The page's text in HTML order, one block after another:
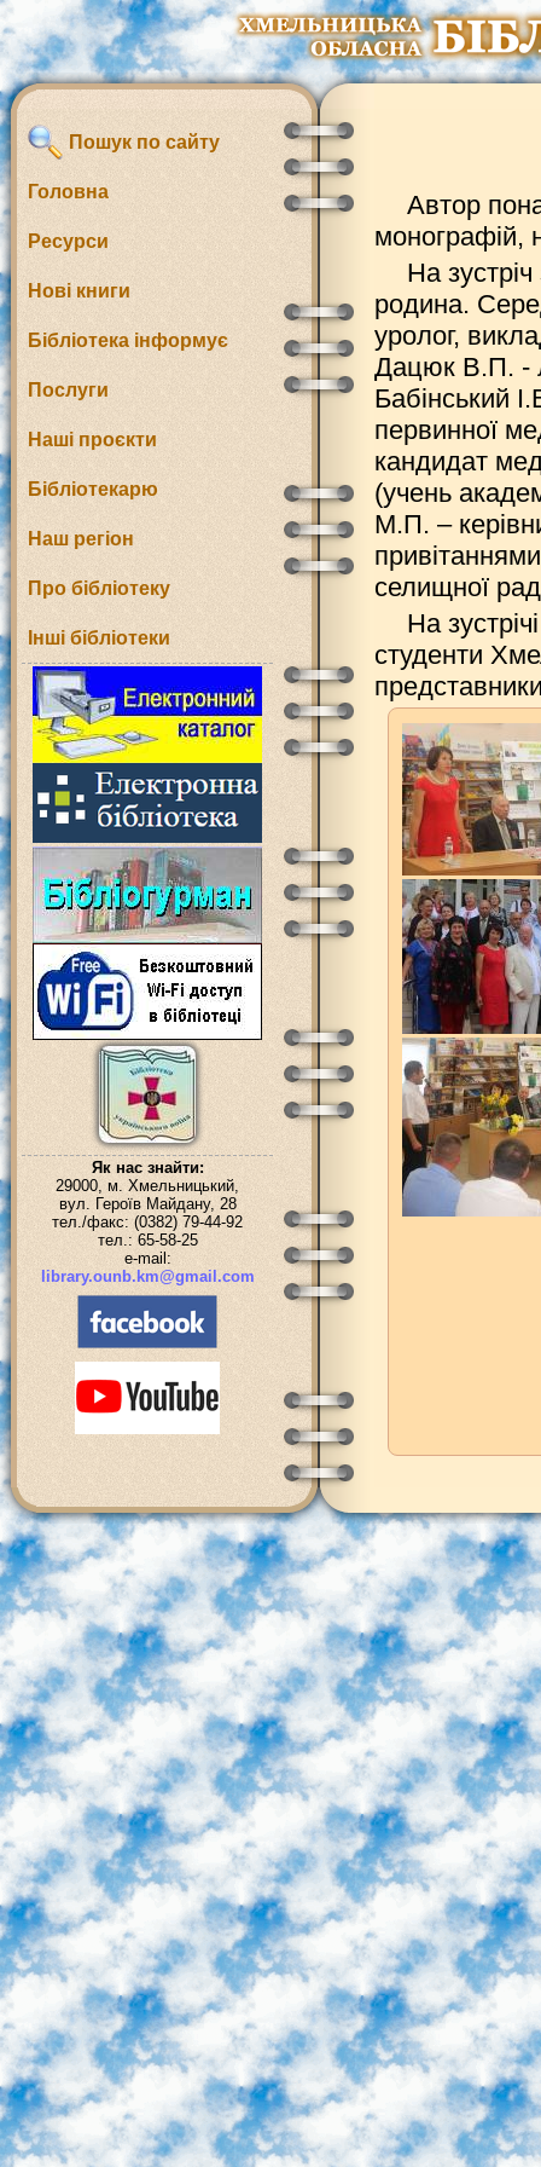
Пошук по сайту
Головна
Ресурси
Нові книги
Бібліотека інформує
Послуги
Наші проєкти
Бібліотекарю
Наш регіон
Про бібліотеку
Інші бібліотеки
Як нас знайти:
29000, м. Хмельницький,
вул. Героїв Майдану, 28
тел./факс: (0382) 79-44-92
тел.: 65-58-25
e-mail:
library.ounb.km@gmail.com
Автор
монографій,
На
родина.
уролог,
Дацюк В.П. -
Бабінський
первинної
кандидат
(учень
М.П. –
селищної
На
студенти